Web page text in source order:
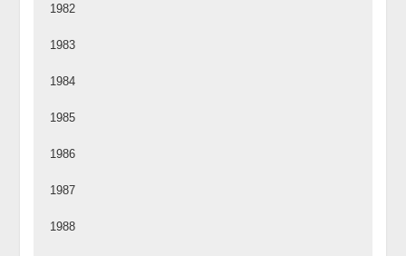
1982
1983
1984
1985
1986
1987
1988